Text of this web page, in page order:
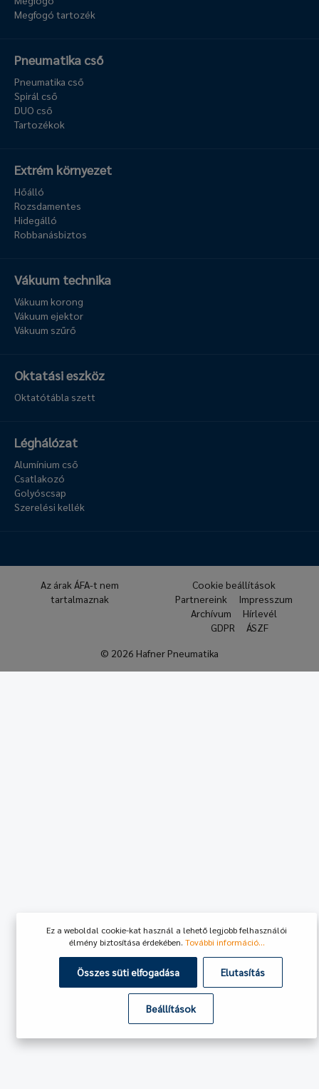
Megfogó tartozék
Pneumatika cső
Pneumatika cső
Spirál cső
DUO cső
Tartozékok
Extrém környezet
Hőálló
Rozsdamentes
Hidegálló
Robbanásbiztos
Vákuum technika
Vákuum korong
Vákuum ejektor
Vákuum szűrő
Oktatási eszköz
Oktatótábla szett
Léghálózat
Alumínium cső
Csatlakozó
Golyóscsap
Szerelési kellék
© 2026 Hafner Pneumatika
Az árak ÁFA-t nem
tartalmaznak
Cookie beállítások
Partnereink
Impresszum
Archívum
Hírlevél
GDPR
ÁSZF
Ez a weboldal cookie-kat használ a lehető legjobb felhasználói
élmény biztosítása érdekében. További információ...
Összes süti elfogadása Elutasítás
Beállítások